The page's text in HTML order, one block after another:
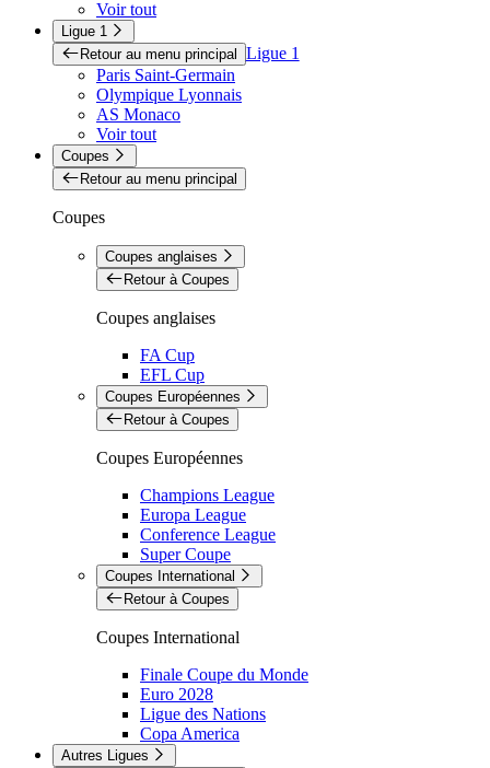
Voir tout
Ligue 1
Retour au menu principal Ligue 1
Paris Saint-Germain
Olympique Lyonnais
AS Monaco
Voir tout
Coupes
Retour au menu principal
Coupes
Coupes anglaises
Retour à Coupes
Coupes anglaises
FA Cup
EFL Cup
Coupes Européennes
Retour à Coupes
Coupes Européennes
Champions League
Europa League
Conference League
Super Coupe
Coupes International
Retour à Coupes
Coupes International
Finale Coupe du Monde
Euro 2028
Ligue des Nations
Copa America
Autres Ligues